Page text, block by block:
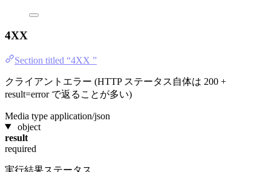
4XX
Section titled “4XX ”
クライアントエラー (HTTP ステータス自体は 200 +
result=error で返ることが多い)
Media type application/json
object
result
required
実行結果ステータス